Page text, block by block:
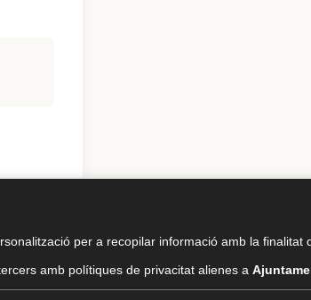
per a recopilar informació amb la finalitat
amb polítiques de privacitat alienes a